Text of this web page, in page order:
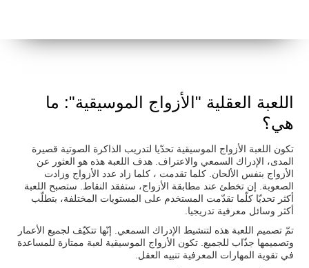
اللعبة العقلية "الأزواج الموسيقية": ما
هي؟
تكون اللعبة الأزواج الموسيقية تحدّيا لتدريب الذاكرة الصوتية قصيرة
المدى، الإدراك السمعي والاعتراف. هدف اللعبة هذه هو العثور عن
الأزواج بنفس الألحان. كلما تقدمت ، كلما زاد عدد الأزواج وزادت
الصعوبة. إن تخطئ عند مطابقة الأزواج، ستفقد النقاط. ستصبح اللعبة
أكثر تحديّا كلّما تقدّمت المستخدم على المستويات المختلفة، بتطلّب
أكثر وسائل معرفية تدريجيا.
تمّ تصميم اللعبة هذه لتنشيط الإدراك السمعي. إنّها تتكيّف لجميع الأعمار
وتصميمها جذّاب للجميع. تكون الأزواج الموسيقية لعبة ممتازة للمساعدة
في تقوية المهارات المعرفية تنبيه العقل.